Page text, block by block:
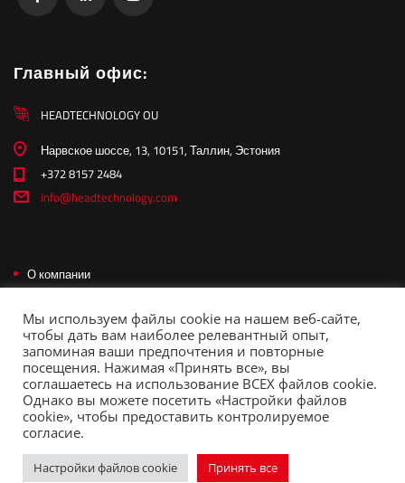
Главный офис:
HEADTECHNOLOGY OU
Нарвское шоссе, 13, 10151, Таллин, Эстония
+372 8157 2484
info@headtechnology.com
О компании
Стать партнером
Политика конфиденциальности
Copyright © 2026 Headtechnology. All rights reserved.
Мы используем файлы cookie на нашем веб-сайте,
чтобы дать вам наиболее релевантный опыт,
запоминая ваши предпочтения и повторные
посещения. Нажимая «Принять все», вы
соглашаетесь на использование ВСЕХ файлов cookie.
Однако вы можете посетить «Настройки файлов
cookie», чтобы предоставить контролируемое
согласие.
Настройки файлов cookie Принять все